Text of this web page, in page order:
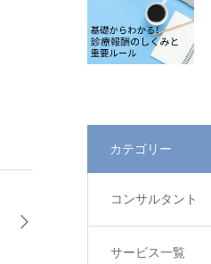
カテゴリー
コンサルタント
サービス一覧